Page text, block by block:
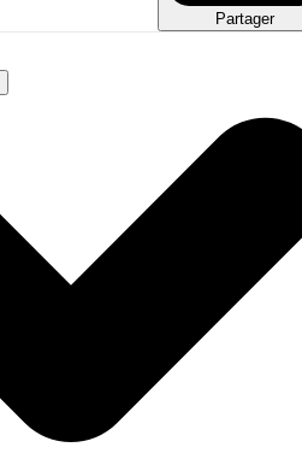
Partager